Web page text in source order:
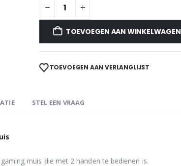
TOEVOEGEN AAN WINKELWAGEN
TOEVOEGEN AAN VERLANGLIJST
STEL EEN VRAAG
muis die met 2 handen te bedienen is.